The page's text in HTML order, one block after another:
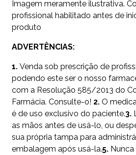
Imagem meramente ilustrativa.
profissional habilitado antes de
produto
ADVERTÊNCIAS:
1. Venda sob prescrição de
podendo este ser o nosso
com a Resolução 585/2013 do
Farmácia. Consulte-o! 2. O
é de uso exclusivo do paciente.3.
as mãos antes de usá-lo, ou
sua própria tampa para
embalagem após usá-la.5.